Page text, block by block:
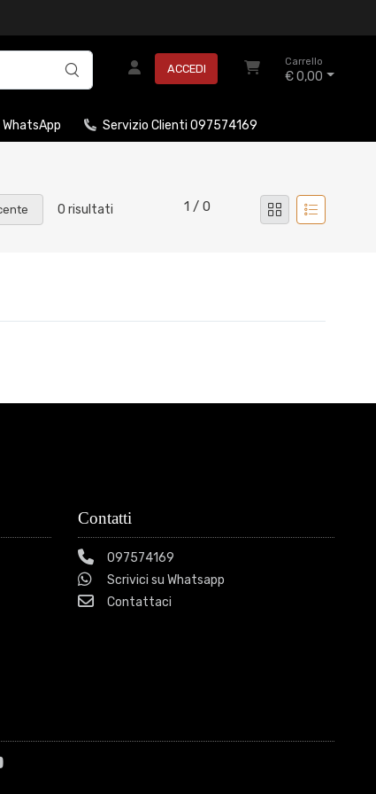
ACCEDI
Carrello
€ 0,00
Servizio Clienti 097574169
0 risultati 1 / 0
Contatti
097574169
Scrivici su Whatsapp
Contattaci